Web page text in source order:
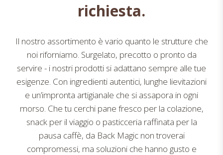
richiesta.
Il nostro assortimento è vario quanto le strutture che
noi riforniamo. Surgelato, precotto o pronto da
servire - i nostri prodotti si adattano sempre alle tue
esigenze. Con ingredienti autentici, lunghe lievitazioni
e un’impronta artigianale che si assapora in ogni
morso. Che tu cerchi pane fresco per la colazione,
snack per il viaggio o pasticceria raffinata per la
pausa caffè, da Back Magic non troverai
compromessi, ma soluzioni che hanno gusto e